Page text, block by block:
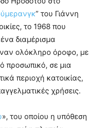
” του Γιάννη
το 1968 που
διαμέρισμα
ολόκληρο όροφο, με
προσωπικό, σε μια
περιοχή κατοικίας,
χρήσεις.
», του οποίου η υπόθεση